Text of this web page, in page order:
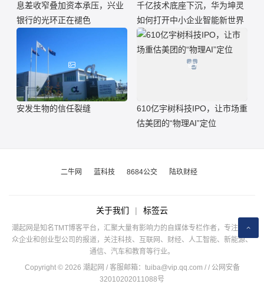
息差收窄叠加资本承压，兴业
银行的光环正在褪色
千亿技术底座下沉，华为坤灵
如何打开中小企业智能新世界
安发生物的信任裂缝
610亿宇树科技IPO，让市场重
估美团的“物理AI”定位
二牛网 蓝科技 8684公交 陆玖财经
关于我们 | 标签云
潮起网是知名TMT博客平台，汇聚大量有影响力的自媒体专栏作者，专注于公
众企业和创业型公司的报道，关注科技、互联网、财经、人工智能、新能源、
通信、汽车和教育等行业。
Copyright © 2026 潮起网 / 客服邮箱： tuiba@vip.qq.com / / 公网安备
32010202011088号